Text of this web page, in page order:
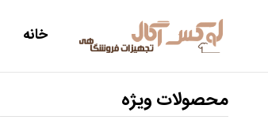
خانه
محصولات ویژه